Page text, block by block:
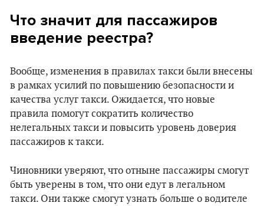
Что значит для пассажиров
введение реестра?
Вообще, изменения в правилах такси были внесены
в рамках усилий по повышению безопасности и
качества услуг такси. Ожидается, что новые
правила помогут сократить количество
нелегальных такси и повысить уровень доверия
пассажиров к такси.
Чиновники уверяют, что отныне пассажиры смогут
быть уверены в том, что они едут в легальном
такси. Они также смогут узнать больше о водителе